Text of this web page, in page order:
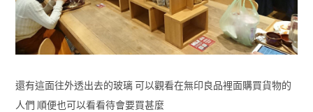
還有這面往外透出去的玻璃 可以觀看在無印良品裡面購買貨物的
人們 順便也可以看看待會要買甚麼